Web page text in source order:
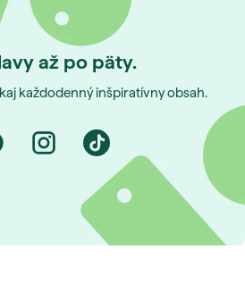
až po päty.
každodenný inšpiratívny obsah.